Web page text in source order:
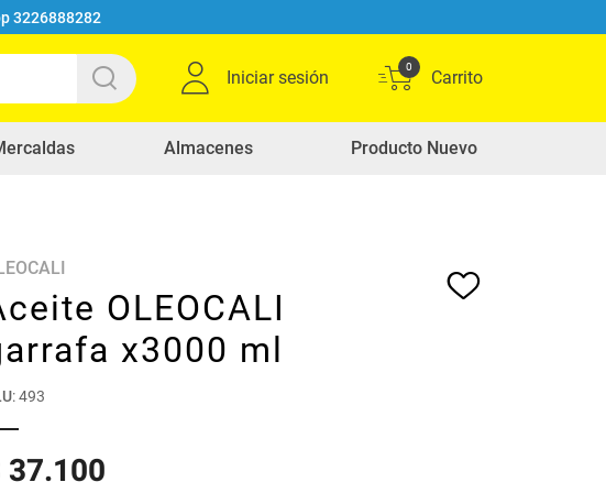
3226888282
Iniciar sesión
0
Almacenes Producto Nuevo
OLEOCALI
x3000 ml
:493
37.100